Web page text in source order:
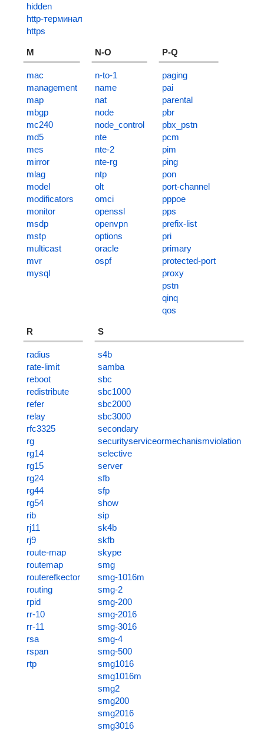
hidden
http-терминал
https
M
mac
management
map
mbgp
mc240
md5
mes
mirror
mlag
model
modificators
monitor
msdp
mstp
multicast
mvr
mysql
N-O
n-to-1
name
nat
node
node_control
nte
nte-2
nte-rg
ntp
olt
omci
openssl
openvpn
options
oracle
ospf
P-Q
paging
pai
parental
pbr
pbx_pstn
pcm
pim
ping
pon
port-channel
pppoe
pps
prefix-list
pri
primary
protected-port
proxy
pstn
qinq
qos
R
radius
rate-limit
reboot
redistribute
refer
relay
rfc3325
rg
rg14
rg15
rg24
rg44
rg54
rib
rj11
rj9
route-map
routemap
routerefkector
routing
rpid
rr-10
rr-11
rsa
rspan
rtp
S
s4b
samba
sbc
sbc1000
sbc2000
sbc3000
secondary
securityserviceormechanismviolation
selective
server
sfb
sfp
show
sip
sk4b
skfb
skype
smg
smg-1016m
smg-2
smg-200
smg-2016
smg-3016
smg-4
smg-500
smg1016
smg1016m
smg2
smg200
smg2016
smg3016